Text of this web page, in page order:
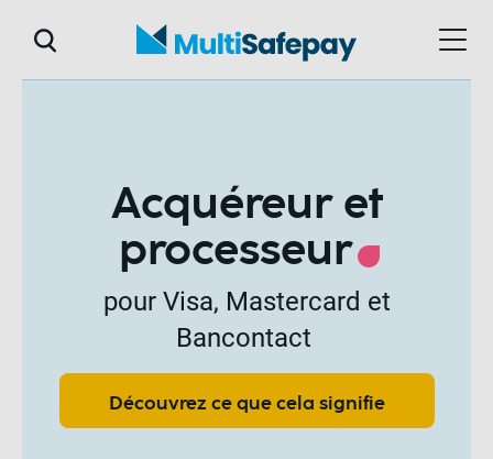
Acquéreur et
processeur
pour Visa, Mastercard et
Bancontact
Découvrez ce que cela signifie